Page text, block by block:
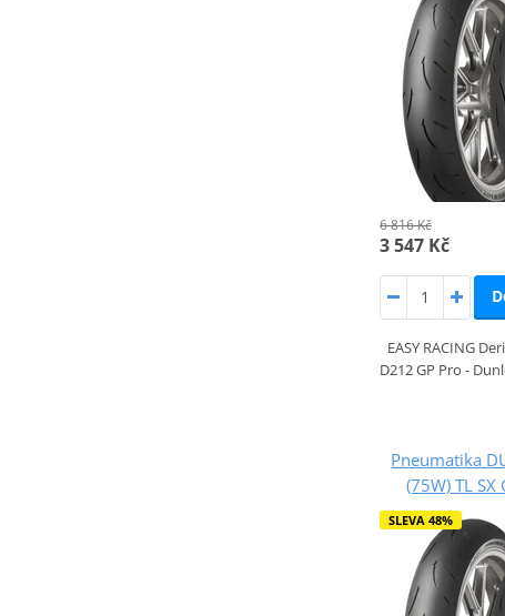
6 816 Kč
3 547 Kč
EASY RACING
D212 GP Pro -
Pneumatika
(75W) TL SX
SLEVA 48%